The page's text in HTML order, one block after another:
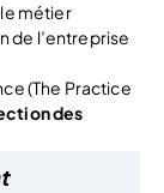
métier
de l’entreprise
(The Practice
des